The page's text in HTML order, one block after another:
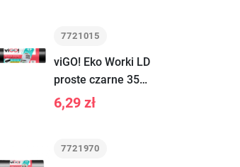
7721015
viGO! Eko Worki LD
proste czarne 35L
15 sztuk
6,29 zł
7721970